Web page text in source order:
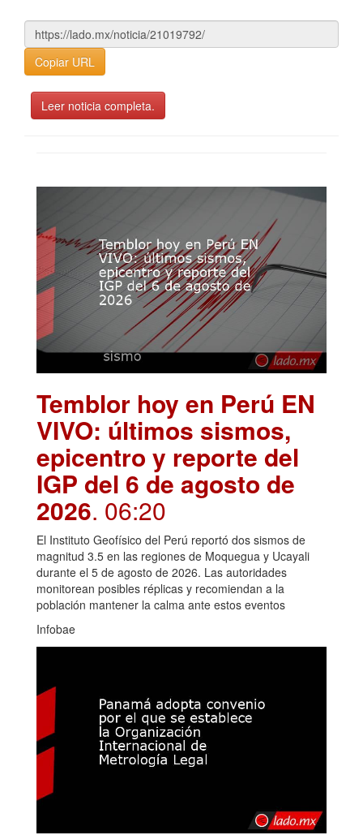
Copiar URL
Leer noticia completa.
Temblor hoy en Perú EN
VIVO: últimos sismos,
epicentro y reporte del
IGP del 6 de agosto de
2026. 06:20
El Instituto Geofísico del Perú reportó dos sismos de
magnitud 3.5 en las regiones de Moquegua y Ucayali
durante el 5 de agosto de 2026. Las autoridades
monitorean posibles réplicas y recomiendan a la
población mantener la calma ante estos eventos
Infobae